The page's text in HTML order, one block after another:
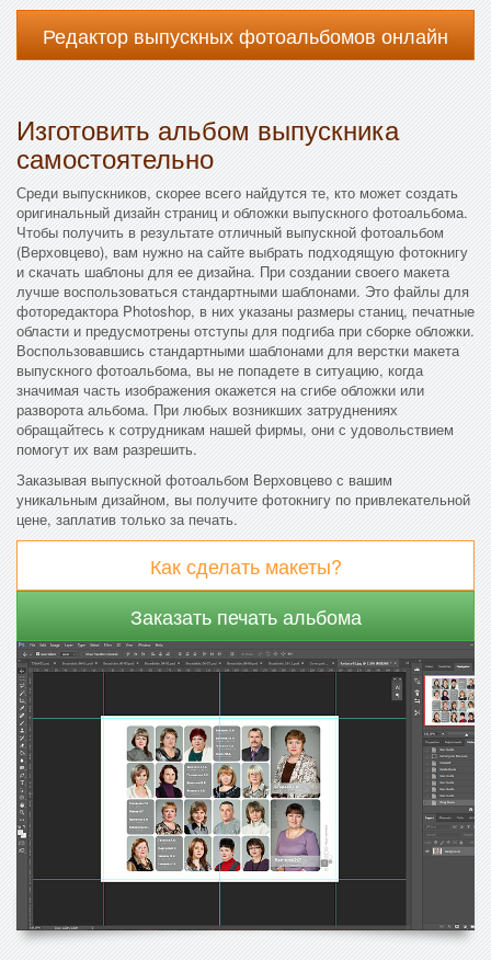
Редактор выпускных фотоальбомов онлайн
Изготовить альбом выпускника
самостоятельно
Среди выпускников, скорее всего найдутся те, кто может создать
оригинальный дизайн страниц и обложки выпускного фотоальбома.
Чтобы получить в результате отличный выпускной фотоальбом
(Верховцево), вам нужно на сайте выбрать подходящую фотокнигу
и скачать шаблоны для ее дизайна. При создании своего макета
лучше воспользоваться стандартными шаблонами. Это файлы для
фоторедактора Photoshop, в них указаны размеры станиц, печатные
области и предусмотрены отступы для подгиба при сборке обложки.
Воспользовавшись стандартными шаблонами для верстки макета
выпускного фотоальбома, вы не попадете в ситуацию, когда
значимая часть изображения окажется на сгибе обложки или
разворота альбома. При любых возникших затруднениях
обращайтесь к сотрудникам нашей фирмы, они с удовольствием
помогут их вам разрешить.
Заказывая выпускной фотоальбом Верховцево с вашим
уникальным дизайном, вы получите фотокнигу по привлекательной
цене, заплатив только за печать.
Как сделать макеты?
Заказать печать альбома